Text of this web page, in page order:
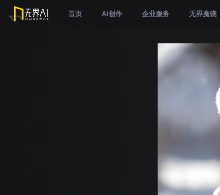
首页 AI创作 企业服务 无界魔镜